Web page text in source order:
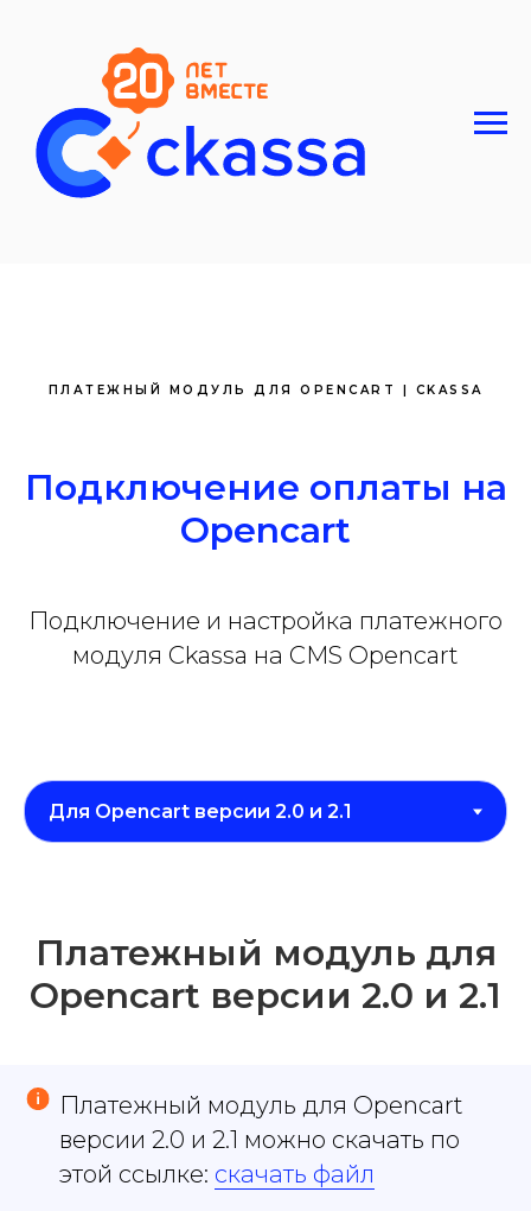
ПЛАТЕЖНЫЙ МОДУЛЬ ДЛЯ OPENCART | CKASSA
Подключение оплаты на
Opencart
Подключение и настройка платежного
модуля Ckassa на CMS Opencart
Платежный модуль для
Opencart версии 2.0 и 2.1
Платежный модуль для Opencart
версии 2.0 и 2.1 можно скачать по
этой ссылке: скачать файл